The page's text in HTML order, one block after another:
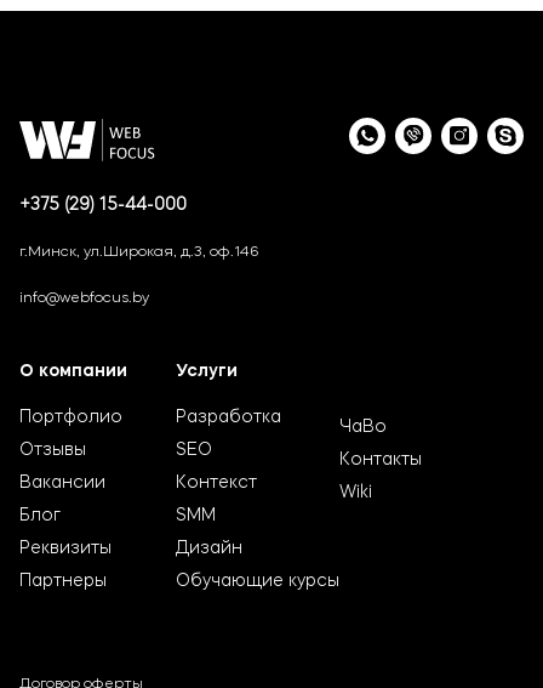
+375 (29) 15-44-000
г.Минск, ул.Широкая, д.3, оф.146
info@webfocus.by
О компании
Портфолио
Отзывы
Вакансии
Блог
Реквизиты
Партнеры
Услуги
Разработка
SEO
Контекст
SMM
Дизайн
Обучающие курсы
ЧаВо
Контакты
Wiki
Договор оферты